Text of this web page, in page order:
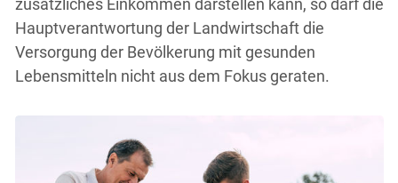
Hauptverantwortung der Landwirtschaft die
Versorgung der Bevölkerung mit gesunden
Lebensmitteln nicht aus dem Fokus geraten.